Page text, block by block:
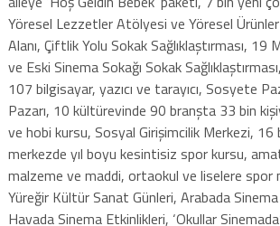
Yöresel Lezzetler Atölyesi ve Yöresel
Alanı, Çiftlik Yolu Sokak Sağlıklaştırması, 19
ve Eski Sinema Sokağı Sokak
107 bilgisayar, yazıcı ve tarayıcı, Sosyete
Pazarı, 10 kültürevinde 90 branşta 33 bin
ve hobi kursu, Sosyal Girişimcilik Merkezi, 16
merkezde yıl boyu kesintisiz spor kursu,
malzeme ve maddi, ortaokul ve liselere spor
Yüreğir Kültür Sanat Günleri, Arabada Sinema
Havada Sinema Etkinlikleri, ‘Okullar